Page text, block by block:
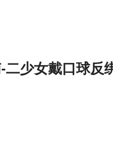
二少女戴口球反